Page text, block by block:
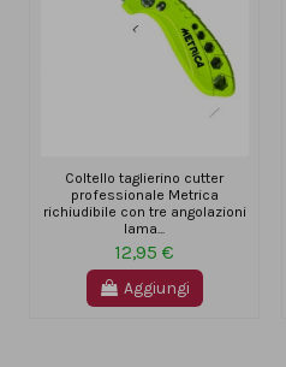
Coltello taglierino cutter
professionale Metrica
richiudibile con tre angolazioni
lama...
12,95 €
Aggiungi